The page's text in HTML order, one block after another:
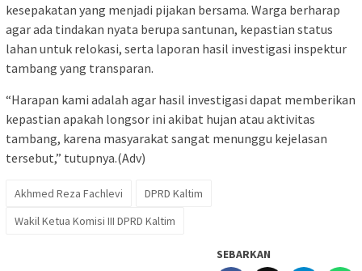
kesepakatan yang menjadi pijakan bersama. Warga berharap
agar ada tindakan nyata berupa santunan, kepastian status
lahan untuk relokasi, serta laporan hasil investigasi inspektur
tambang yang transparan.
“Harapan kami adalah agar hasil investigasi dapat memberikan
kepastian apakah longsor ini akibat hujan atau aktivitas
tambang, karena masyarakat sangat menunggu kejelasan
tersebut,” tutupnya.(Adv)
Akhmed Reza Fachlevi
DPRD Kaltim
Wakil Ketua Komisi III DPRD Kaltim
SEBARKAN